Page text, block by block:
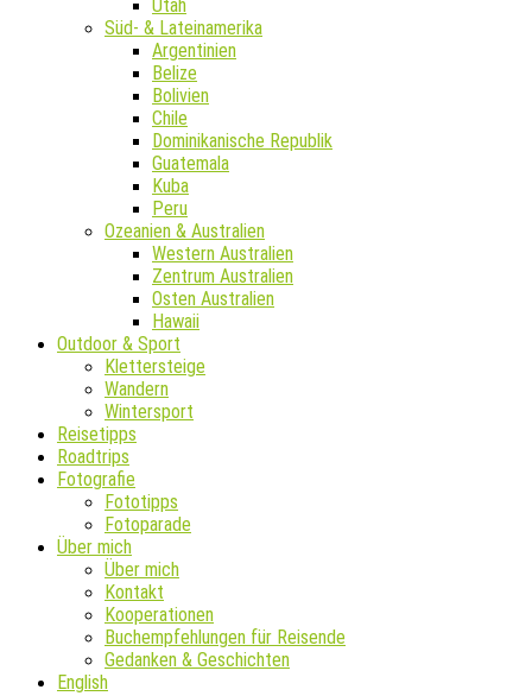
Utah
Süd- & Lateinamerika
Argentinien
Belize
Bolivien
Chile
Dominikanische Republik
Guatemala
Kuba
Peru
Ozeanien & Australien
Western Australien
Zentrum Australien
Osten Australien
Hawaii
Outdoor & Sport
Klettersteige
Wandern
Wintersport
Reisetipps
Roadtrips
Fotografie
Fototipps
Fotoparade
Über mich
Über mich
Kontakt
Kooperationen
Buchempfehlungen für Reisende
Gedanken & Geschichten
English